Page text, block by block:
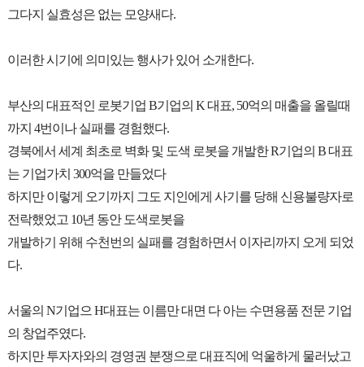
그다지 실효성은 없는 모양새다.
이러한 시기에 의미있는 행사가 있어 소개한다.
부산의 대표적인 로봇기업 B기업의 K 대표, 50억의 매출을 올릴때
까지 4번이나 실패를 경험했다.
경북에서 세계 최초로 벽화 및 도색 로봇을 개발한 R기업의 B 대표
는 기업가치 300억을 만들었다
하지만 이렇게 오기까지 그도 지인에게 사기를 당해 신용불량자로
전락했었고 10년 동안 도색로봇을
개발하기 위해 수천번의 실패를 경험하면서 이자리까지 오게 되었
다.
서울의 N기업으 H대표는 이름만 대면 다 아는 수면용품 전문 기업
의 창업주였다.
하지만 투자자와의 경영권 분쟁으로 대표직에 억울하게 물러났고